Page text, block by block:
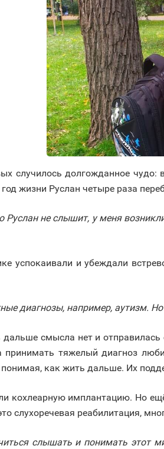
случилось долгожданное
жизни Руслан четыре раза
Руслан не слышит, у меня
успокаивали и убеждали
диагнозы, например, аутизм.
смысла нет и
принимать тяжелый диагноз
как жить дальше. Их
кохлеарную имплантацию. Но
слухоречевая реабилитация,
слышать и понимать этот